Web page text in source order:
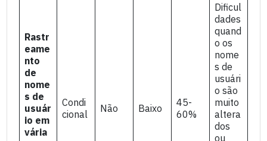
Rastr
eame
nto
de
nome
s de
usuár
io em
vária
Condi
cional
Não Baixo
45-
60%
Dificul
dades
quand
o os
nome
s de
usuári
o são
muito
altera
dos
ou